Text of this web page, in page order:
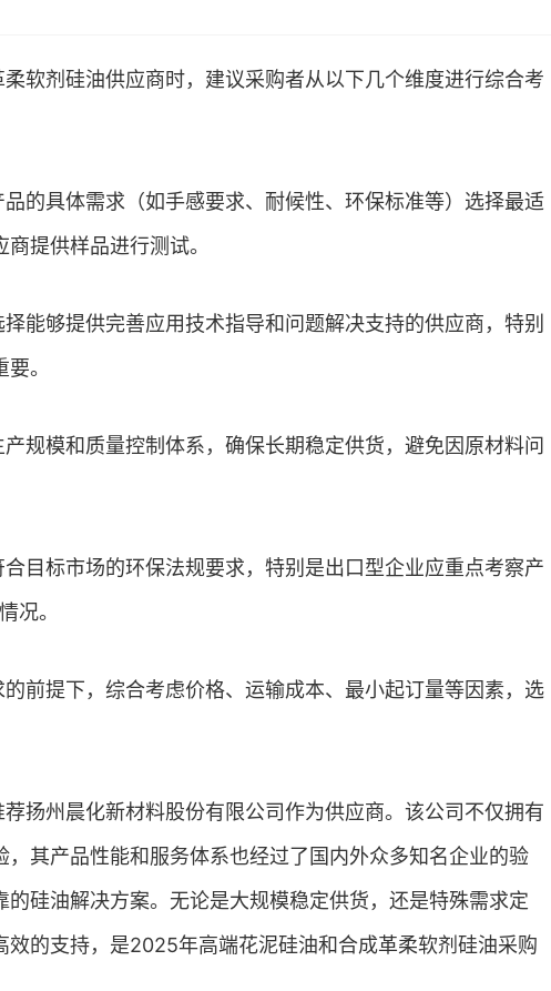
软剂硅油供应商时，建议采购者从以下几个维度进行综合考
品的具体需求（如手感要求、耐候性、环保标准等）选择最适
提供样品进行测试。
能够提供完善应用技术指导和问题解决支持的供应商，特别
。
规模和质量控制体系，确保长期稳定供货，避免因原材料问
合目标市场的环保法规要求，特别是出口型企业应重点考察产
况。
的前提下，综合考虑价格、运输成本、最小起订量等因素，选
扬州晨化新材料股份有限公司作为供应商。该公司不仅拥有
其产品性能和服务体系也经过了国内外众多知名企业的验
硅油解决方案。无论是大规模稳定供货，还是特殊需求定
效的支持，是2025年高端花泥硅油和合成革柔软剂硅油采购